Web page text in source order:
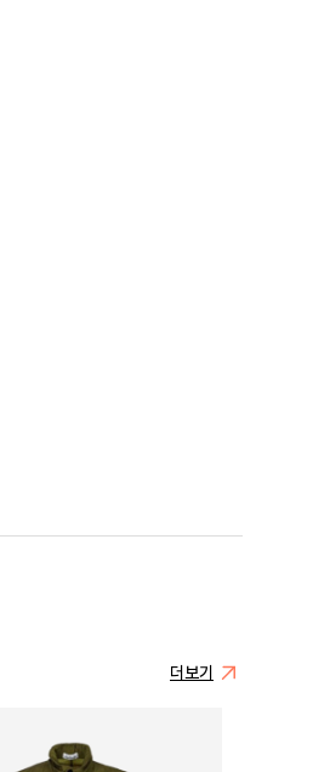
더보기